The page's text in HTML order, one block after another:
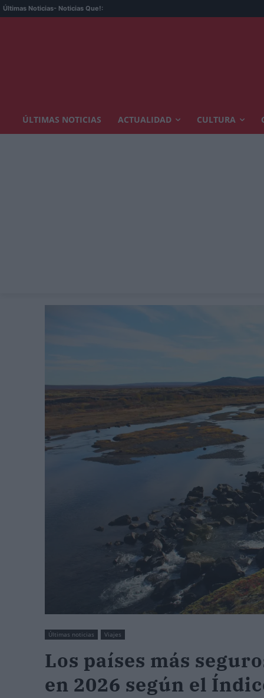
Últimas Noticias- Noticias Que!:
ÚLTIMAS NOTICIAS ACTUALIDAD CULTURA
Últimas noticias Viajes
Los países más
en 2026 según el